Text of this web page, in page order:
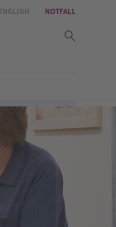
ENGLISH NOTFALL